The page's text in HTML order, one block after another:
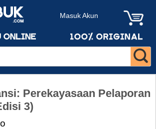
Masuk Akun
Perekayasaan Pelaporan
3)